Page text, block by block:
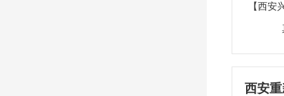
【西安
西安